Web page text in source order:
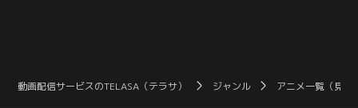
動画配信サービスのTELASA（テラサ） ジャンル アニメ一覧（見放